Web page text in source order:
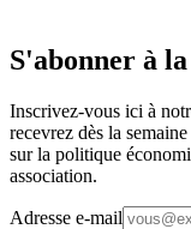
S'abonner à
Inscrivez-vous ici à
recevrez dès la
sur la politique
association.
Adresse e-mail